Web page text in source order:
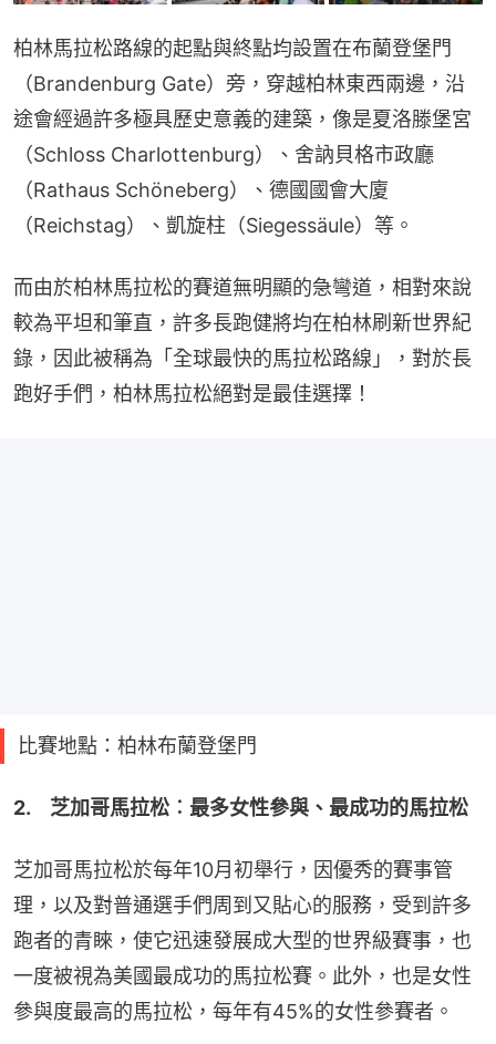
柏林馬拉松路線的起點與終點均設置在布蘭登堡門
（Brandenburg Gate）旁，穿越柏林東西兩邊，沿
途會經過許多極具歷史意義的建築，像是夏洛滕堡宮
（Schloss Charlottenburg）、舍訥貝格市政廳
（Rathaus Schöneberg）、德國國會大廈
（Reichstag）、凱旋柱（Siegessäule）等。
而由於柏林馬拉松的賽道無明顯的急彎道，相對來說
較為平坦和筆直，許多長跑健將均在柏林刷新世界紀
錄，因此被稱為「全球最快的馬拉松路線」，對於長
跑好手們，柏林馬拉松絕對是最佳選擇！
比賽地點：柏林布蘭登堡門
2.　芝加哥馬拉松︰最多女性參與、最成功的馬拉松
芝加哥馬拉松於每年10月初舉行，因優秀的賽事管
理，以及對普通選手們周到又貼心的服務，受到許多
跑者的青睞，使它迅速發展成大型的世界級賽事，也
一度被視為美國最成功的馬拉松賽。此外，也是女性
參與度最高的馬拉松，每年有45%的女性參賽者。